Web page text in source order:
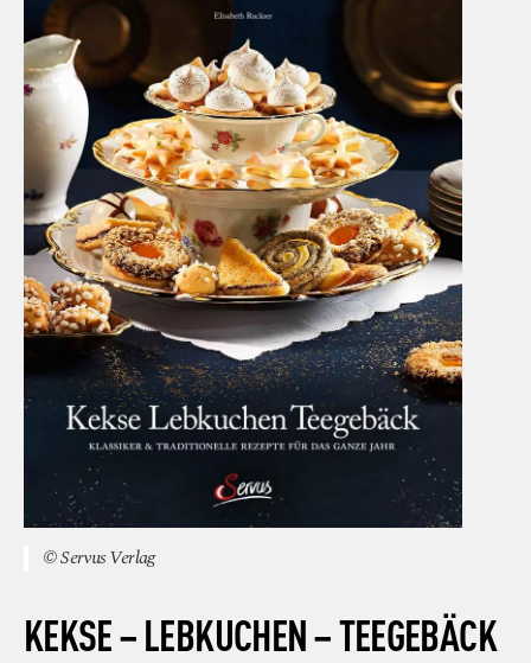
© Servus Verlag
KEKSE – LEBKUCHEN – TEEGEBÄCK